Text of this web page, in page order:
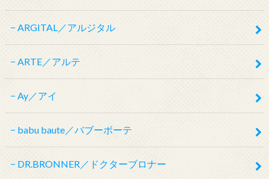
ARGITAL／アルジタル
ARTE／アルテ
Ay／アイ
babu baute／バブーボーテ
DR.BRONNER／ドクターブロナー